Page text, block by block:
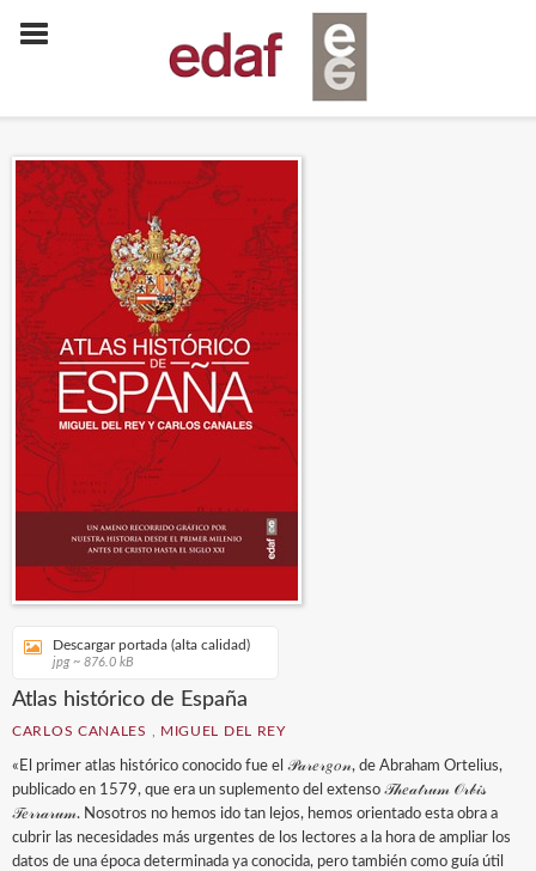
Descargar portada (alta calidad)
jpg ~ 876.0 kB
Atlas histórico de España
CARLOS CANALES MIGUEL DEL REY
«El primer atlas histórico conocido fue el 𝒫𝒶𝓇𝑒𝓇𝑔𝑜𝓃, de Abraham Ortelius,
publicado en 1579, que era un suplemento del extenso 𝒯𝒽𝑒𝒶𝓉𝓇𝓊𝓂 𝒪𝓇𝒷𝒾𝓈
𝒯𝑒𝓇𝓇𝒶𝓇𝓊𝓂. Nosotros no hemos ido tan lejos, hemos orientado esta obra a
cubrir las necesidades más urgentes de los lectores a la hora de ampliar los
datos de una época determinada ya conocida, pero también como guía útil